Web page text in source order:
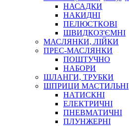
НАСАДКИ
НАКИДНІ
ПЕЛЮСТКОВІ
ШВИДКОЗ'ЄМНІ
МАСЛЯНКИ, ЛІЙКИ
ПРЕС-МАСЛЯНКИ
ПОШТУЧНО
НАБОРИ
ШЛАНГИ, ТРУБКИ
ШПРИЦИ МАСТИЛЬНІ
НАТИСКНІ
ЕЛЕКТРИЧНІ
ПНЕВМАТИЧНІ
ПЛУНЖЕРНІ